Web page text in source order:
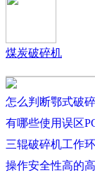
煤炭破碎机
怎么判断鄂式破
有哪些使用误区
三辊破碎机工作
操作安全性高的